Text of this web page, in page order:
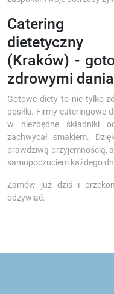
Catering
dietetyczny
(Kraków) -
zdrowymi
Gotowe diety to nie tylko
posiłki. Firmy cateringowe
w niezbędne składniki
zachwycał smakiem.
prawdziwą przyjemnością,
samopoczuciem każdego
Zamów już dziś i
odżywiać.